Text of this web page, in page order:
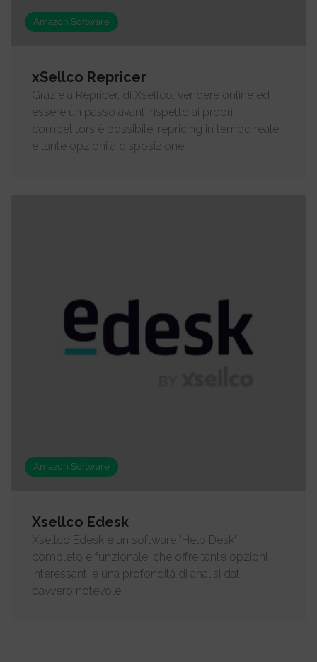
Amazon Software
xSellco Repricer
Grazie a Repricer, di Xsellco, vendere online ed
essere un passo avanti rispetto ai propri
competitors è possibile: repricing in tempo reale
e tante opzioni a disposizione.
Amazon Software
Xsellco Edesk
Xsellco Edesk è un software "Help Desk"
completo e funzionale, che offre tante opzioni
interessanti e una profondità di analisi dati
davvero notevole.